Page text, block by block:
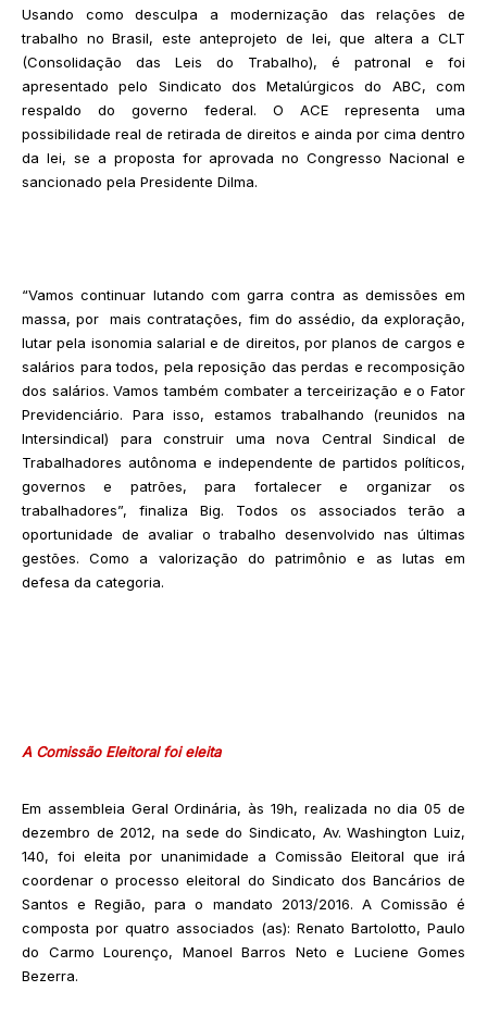
Usando como desculpa a modernização das relações de
trabalho no Brasil, este anteprojeto de lei, que altera a CLT
(Consolidação das Leis do Trabalho), é patronal e foi
apresentado pelo Sindicato dos Metalúrgicos do ABC, com
respaldo do governo federal. O ACE representa uma
possibilidade real de retirada de direitos e ainda por cima dentro
da lei, se a proposta for aprovada no Congresso Nacional e
sancionado pela Presidente Dilma.
“Vamos continuar lutando com garra contra as demissões em
massa, por mais contratações, fim do assédio, da exploração,
lutar pela isonomia salarial e de direitos, por planos de cargos e
salários para todos, pela reposição das perdas e recomposição
dos salários. Vamos também combater a terceirização e o Fator
Previdenciário. Para isso, estamos trabalhando (reunidos na
Intersindical) para construir uma nova Central Sindical de
Trabalhadores autônoma e independente de partidos políticos,
governos e patrões, para fortalecer e organizar os
trabalhadores”, finaliza Big. Todos os associados terão a
oportunidade de avaliar o trabalho desenvolvido nas últimas
gestões. Como a valorização do patrimônio e as lutas em
defesa da categoria.
A Comissão Eleitoral foi eleita
Em assembleia Geral Ordinária, às 19h, realizada no dia 05 de
dezembro de 2012, na sede do Sindicato, Av. Washington Luiz,
140, foi eleita por unanimidade a Comissão Eleitoral que irá
coordenar o processo eleitoral do Sindicato dos Bancários de
Santos e Região, para o mandato 2013/2016. A Comissão é
composta por quatro associados (as): Renato Bartolotto, Paulo
do Carmo Lourenço, Manoel Barros Neto e Luciene Gomes
Bezerra.